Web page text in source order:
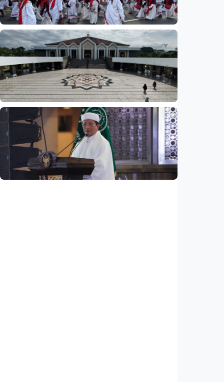
Indonesia•08 Aug 2026
Nasional
Analisis – Ke mana mengalirnya uang jemaah
haji Indonesia? Ada potensi ekonomi yang
bisa kembali ke Tanah Air (selesai)
Indonesia•08 Aug 2026
Analisis – Seberapa ‘Islami’ sebenarnya
Indonesia? Menguji dengan lima ‘maqashid
syariah’
Indonesia•10 Aug 2026